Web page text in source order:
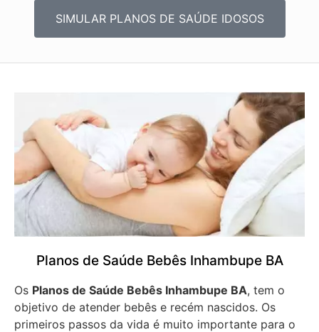
SIMULAR PLANOS DE SAÚDE IDOSOS
Planos de Saúde Bebês Inhambupe BA
Os Planos de Saúde Bebês Inhambupe BA, tem o
objetivo de atender bebês e recém nascidos. Os
primeiros passos da vida é muito importante para o